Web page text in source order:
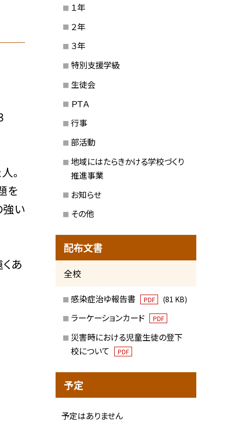
。
を
強い
あ
１年
２年
３年
特別支援学級
生徒会
ＰＴＡ
行事
部活動
地域にはたらきかける学校づくり
推進事業
お知らせ
その他
配布文書
全校
感染症治ゆ報告書 PDF (81 KB)
ラーケーションカード PDF
災害時における児童生徒の登下
校について
PDF
予定
予定はありません